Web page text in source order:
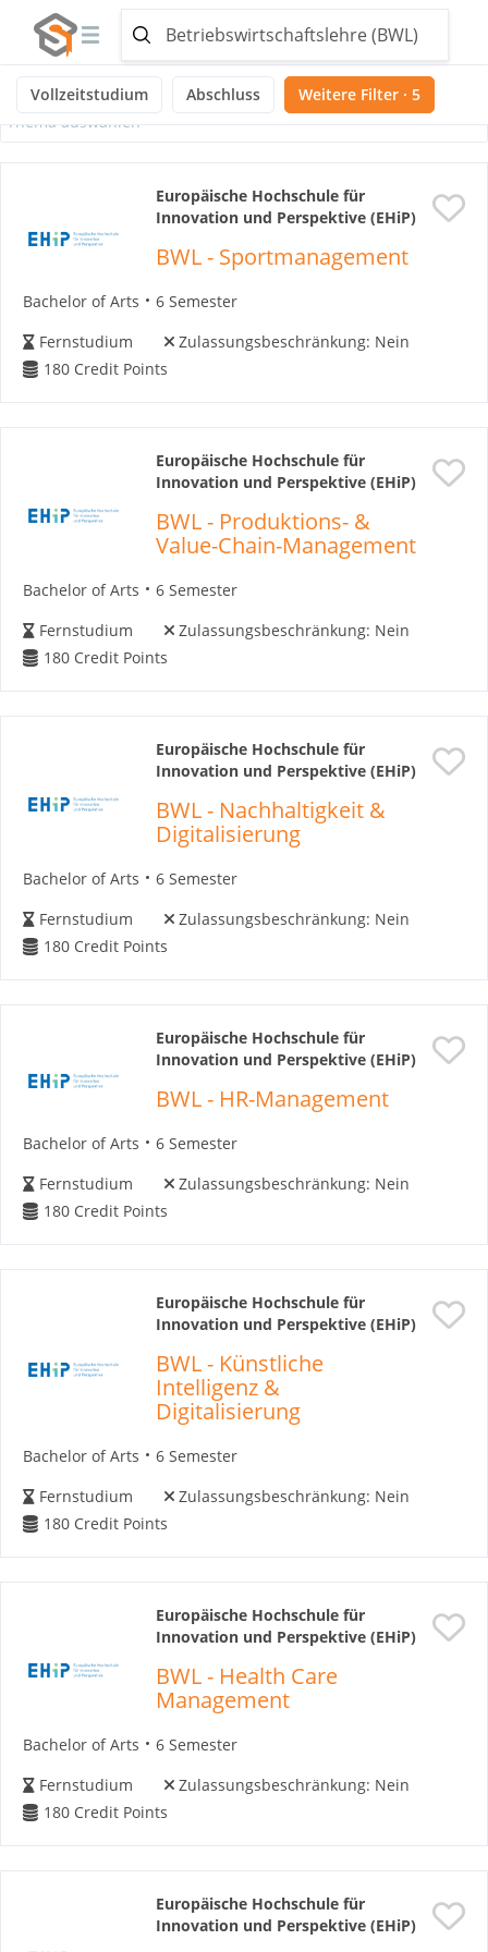
Vollzeitstudium Abschluss Weitere Filter · 5
Noch keine Themen ausgewählt
Thema auswählen
Europäische Hochschule für
Innovation und Perspektive (EHiP)
BWL - Sportmanagement
Bachelor of Arts
6 Semester
Fernstudium
Zulassungsbeschränkung: Nein
180 Credit Points
Europäische Hochschule für
Innovation und Perspektive (EHiP)
BWL - Produktions- &
Value-Chain-Management
Bachelor of Arts
6 Semester
Fernstudium
Zulassungsbeschränkung: Nein
180 Credit Points
Europäische Hochschule für
Innovation und Perspektive (EHiP)
BWL - Nachhaltigkeit &
Digitalisierung
Bachelor of Arts
6 Semester
Fernstudium
Zulassungsbeschränkung: Nein
180 Credit Points
Europäische Hochschule für
Innovation und Perspektive (EHiP)
BWL - HR-Management
Bachelor of Arts
6 Semester
Fernstudium
Zulassungsbeschränkung: Nein
180 Credit Points
Europäische Hochschule für
Innovation und Perspektive (EHiP)
BWL - Künstliche
Intelligenz &
Digitalisierung
Bachelor of Arts
6 Semester
Fernstudium
Zulassungsbeschränkung: Nein
180 Credit Points
Europäische Hochschule für
Innovation und Perspektive (EHiP)
BWL - Health Care
Management
Bachelor of Arts
6 Semester
Fernstudium
Zulassungsbeschränkung: Nein
180 Credit Points
Europäische Hochschule für
Innovation und Perspektive (EHiP)